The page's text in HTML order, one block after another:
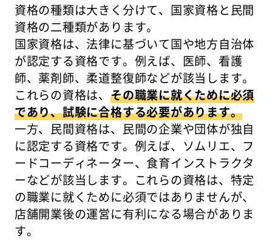
資格の種類は大きく分けて、国家資格と民間
資格の二種類があります。
国家資格は、法律に基づいて国や地方自治体
が認定する資格です。例えば、医師、看護
師、薬剤師、柔道整復師などが該当します。
これらの資格は、その職業に就くために必須
であり、試験に合格する必要があります。
一方、民間資格は、民間の企業や団体が独自
に認定する資格です。例えば、ソムリエ、フ
ードコーディネーター、食育インストラクタ
ーなどが該当します。これらの資格は、特定
の職業に就くために必須ではありませんが、
店舗開業後の運営に有利になる場合がありま
す。